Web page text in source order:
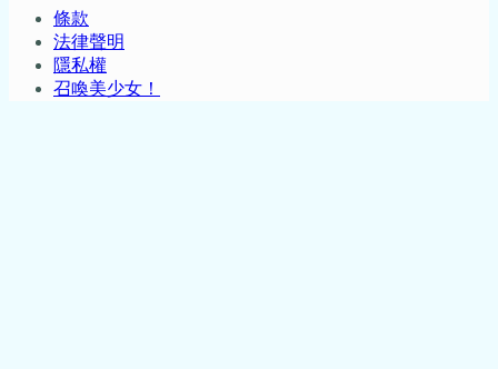
條款
法律聲明
隱私權
召喚美少女！